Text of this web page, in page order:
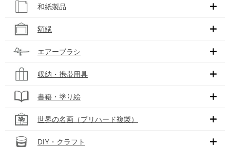
和紙製品
額縁
エアーブラシ
収納・携帯用具
書籍・塗り絵
世界の名画（プリハード複製）
DIY・クラフト